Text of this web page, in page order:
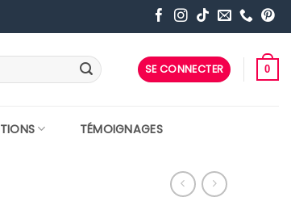
SE CONNECTER 0
TÉMOIGNAGES